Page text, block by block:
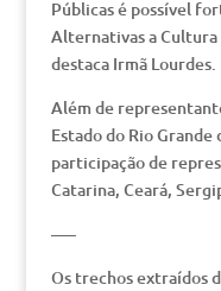
Públicas é possível
Alternativas a Cultura
destaca Irmã Lourdes.
Além de
Estado do Rio
participação de
Catarina, Ceará,
—–
Os trechos extraídos